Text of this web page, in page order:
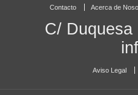
Contacto Acerca de
C/ Duquesa
Aviso Legal